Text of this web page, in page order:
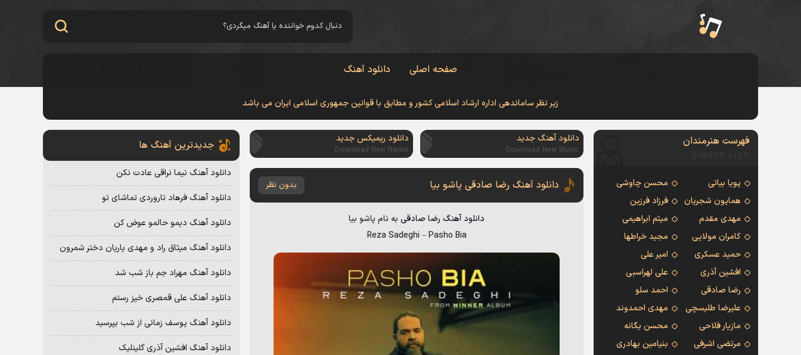
صفحه اصلی دانلود آهنگ
زیر نظر ساماندهی اداره ارشاد اسلامی کشور و مطابق با قوانین جمهوری اسلامی ایران می باشد
دانلود آهنگ جدید
Download New Music
دانلود ریمیکس جدید
Download New Remix
دانلود آهنگ رضا صادقی پاشو بیا بدون نظر
دانلود آهنگ رضا صادقی به نام پاشو بیا
Reza Sadeghi–Pasho Bia
فهرست هنرمندان
پویا بیاتی
محسن چاوشی
همایون شجریان
فرزاد فرزین
مهدی مقدم
میثم ابراهیمی
کامران مولایی
مجید خراطها
حمید عسکری
امیر علی
افشین آذری
علی لهراسبی
رضا صادقی
احمد سلو
علیرضا طلیسچی
مهدی احمدوند
مازیار فلاحی
محسن یگانه
مرتضی اشرفی
بنیامین بهادری
جدیدترین آهنگ ها
دانلود آهنگ نیما نراقی عادت نکن
دانلود آهنگ فرهاد تاروردی تماشای تو
دانلود آهنگ دیمو حالمو عوض کن
دانلود آهنگ میثاق راد و مهدی یاریان دختر شمرون
دانلود آهنگ مهراد جم باز شب شد
دانلود آهنگ علی قمصری خیز رستم
دانلود آهنگ یوسف زمانی از شب بپرسید
دانلود آهنگ افشین آذری گلینلیک